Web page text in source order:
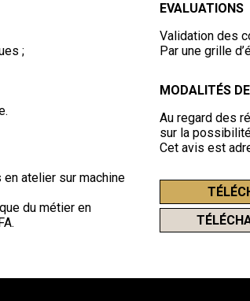
;
atelier sur machine
du métier en
EVALUATIONS
Validation des
Par une grille
MODALITÉS
Au regard des
sur la
Cet avis est